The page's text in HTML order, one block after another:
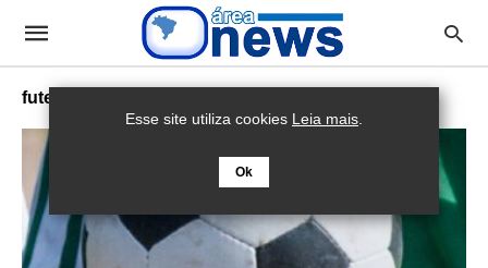
futebol feminino
Esse site utiliza cookies Leia mais.
Ok